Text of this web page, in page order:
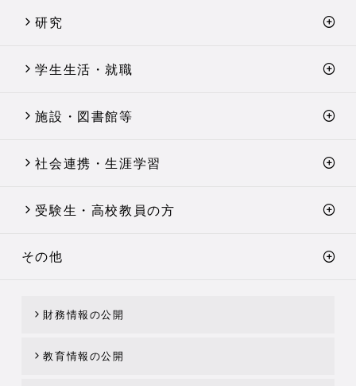
研究
学生生活・就職
施設・図書館等
社会連携・生涯学習
受験生・高校教員の方
その他
財務情報の公開
教育情報の公開